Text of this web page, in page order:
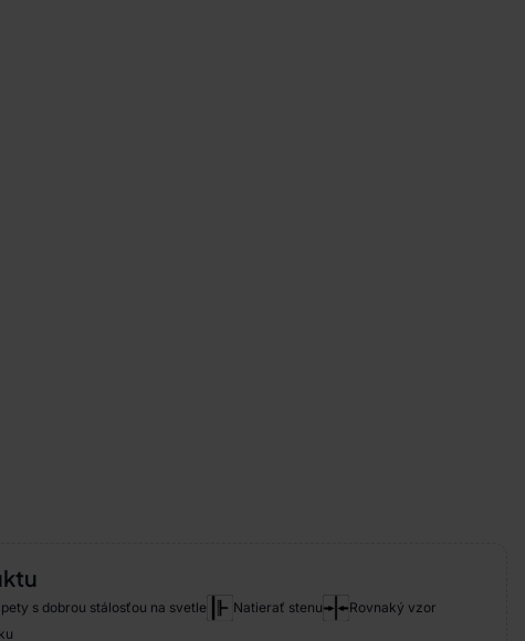
s dobrou stálosťou na svetle Natierať stenu
Rovnaký vzor